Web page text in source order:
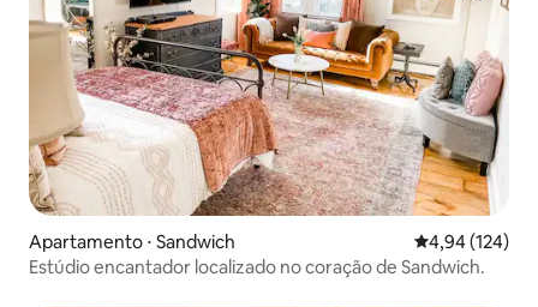
Apartamento ⋅ Sandwich 4,94 de uma
4,94 (124)
Estúdio encantador localizado no coração de Sandwich.